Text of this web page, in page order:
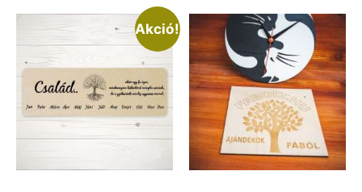
Akció!